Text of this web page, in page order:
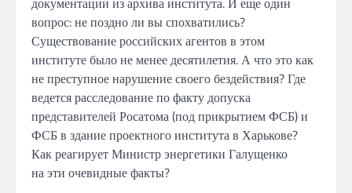
вопрос: не поздноли выспохватились?
Существованиероссийских агентов в этом
институте былоне менее десятилетия.А чтоэто как
не преступноенарушениесвоего бездействия? Где
ведетсярасследованиепофакту допуска
представителей Росатома (под прикрытием ФСБ)и
ФСБв здание проектного институтав Харькове?
Как реагирует Министрэнергетики Галущенко
на эти очевидныефакты?